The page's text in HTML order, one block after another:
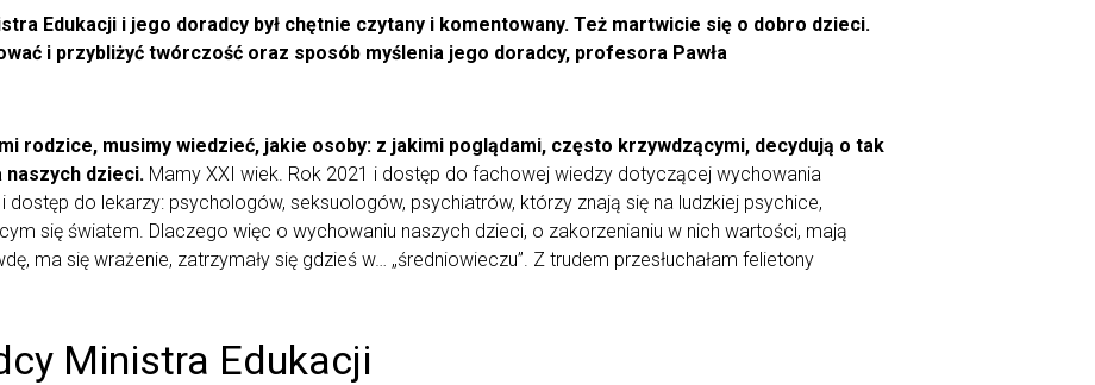
Edukacji i jego doradcy był chętnie czytany i komentowany. Też martwicie się o dobro dzieci.
i przybliżyć twórczość oraz sposób myślenia jego doradcy, profesora Pawła
rodzice, musimy wiedzieć, jakie osoby: z jakimi poglądami, często krzywdzącymi, decydują o tak
naszych dzieci. Mamy XXI wiek. Rok 2021 i dostęp do fachowej wiedzy dotyczącej wychowania
do lekarzy: psychologów, seksuologów, psychiatrów, którzy znają się na ludzkiej psychice,
się światem. Dlaczego więc o wychowaniu naszych dzieci, o zakorzenianiu w nich wartości, mają
ma się wrażenie, zatrzymały się gdzieś w… „średniowieczu”. Z trudem przesłuchałam felietony
Ministra Edukacji